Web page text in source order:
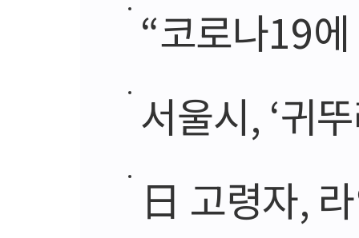
“코로나19에 기
서울시, ‘귀
日 고령자, 라